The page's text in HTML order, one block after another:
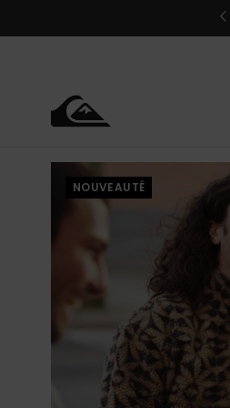
le
NOUVEAUTÉ